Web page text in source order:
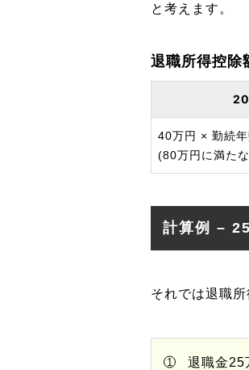
と考えます。
退職所得控除
40万円 × 勤続年
(80万円に満た
計算例 –
それでは退職
退職金25